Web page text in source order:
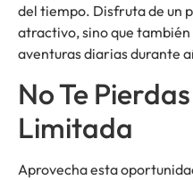
del tiempo. Disfruta de un
atractivo, sino que
aventuras diarias durante
No Te
Limitada
Aprovecha esta